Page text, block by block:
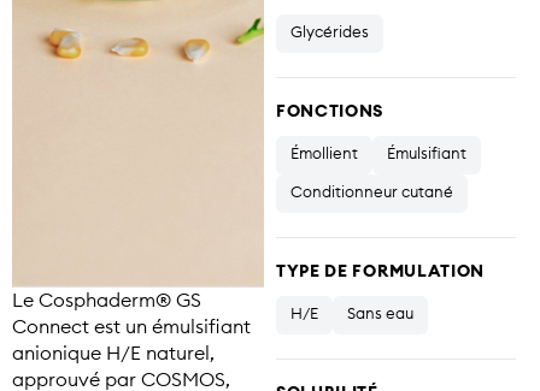
Le Cosphaderm® GS
Connect est un émulsifiant
anionique H/E naturel,
approuvé par COSMOS,
Glycérides
FONCTIONS
Émollient Émulsifiant
Conditionneur cutané
TYPE DE FORMULATION
H/E Sans eau